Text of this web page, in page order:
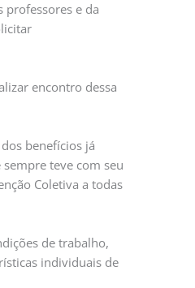
e da
encontro dessa
benefícios já
teve com seu
Coletiva a todas
de trabalho,
individuais de